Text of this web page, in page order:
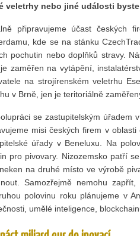
veletrhy nebo jiné události
připravujeme účast českých
kde se na stánku
pochutin nebo doplňků stravy.
zaměřen na vytápění,
na strojírenském veletrhu
v Brně, jen je teritoriálně
se zastupitelským úřadem
misi českých firem v
úřady v Beneluxu. Na
pro pivovary. Nizozemsko patří
na druhé místo ve výrobě
Samozřejmě nemohu
polovinu roku plánujeme v
umělé inteligence,